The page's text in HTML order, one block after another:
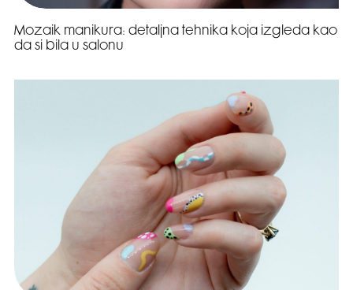
Mozaik manikura: detaljna tehnika koja izgleda kao
da si bila u salonu